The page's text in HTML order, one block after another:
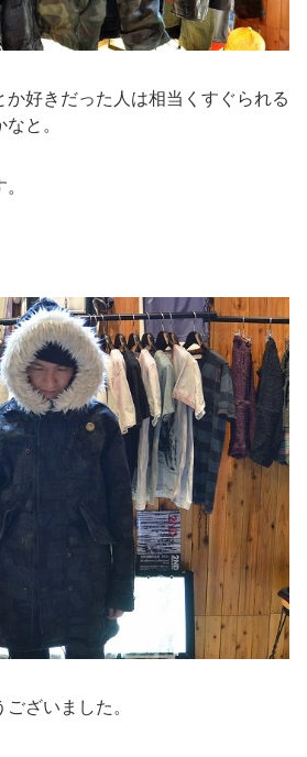
か好きだった人は相当くすぐられる
と。
ざいました。